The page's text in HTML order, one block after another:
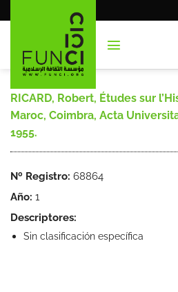
al
RICARD, Robert, Études sur
Maroc, Coimbra, Acta
1955.
Nº Registro: 68864
Año: 1
Descriptores:
Sin clasificación específica